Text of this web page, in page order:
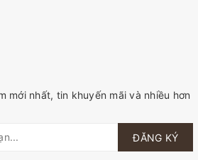
mới nhất, tin khuyến mãi và nhiều hơn
ĐĂNG KÝ